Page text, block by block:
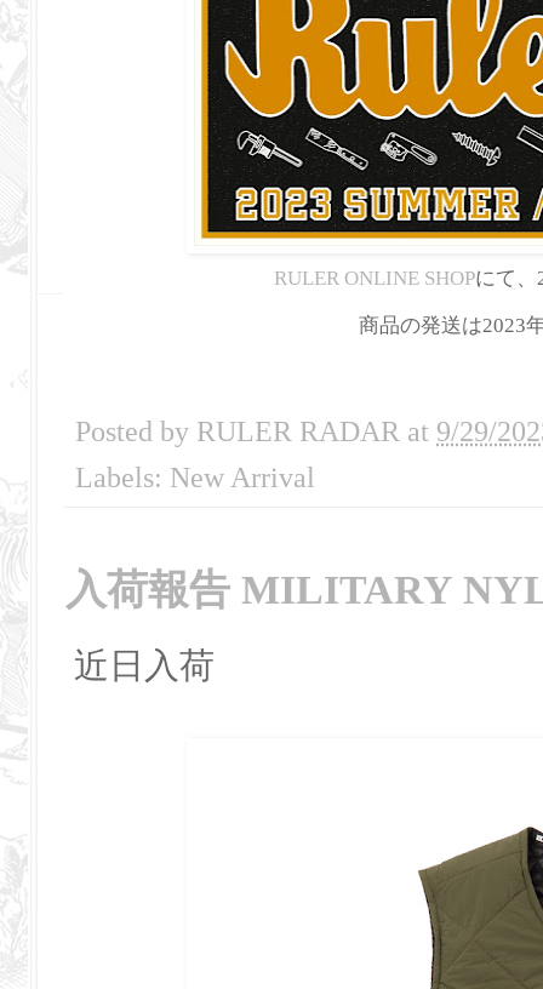
RULER ONLINE SHOPにて、
商品の発送は2023
Posted by RULER RADAR at 9/29/
Labels: New Arrival
入荷報告 MILITARY
近日入荷